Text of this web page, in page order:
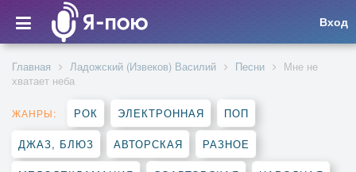
Вход
Главная Ладожский (Извеков) Василий Песни
Мне не
хватает неба
ЖАНРЫ: РОК ЭЛЕКТРОННАЯ ПОП
ДЖАЗ, БЛЮЗ АВТОРСКАЯ РАЗНОЕ